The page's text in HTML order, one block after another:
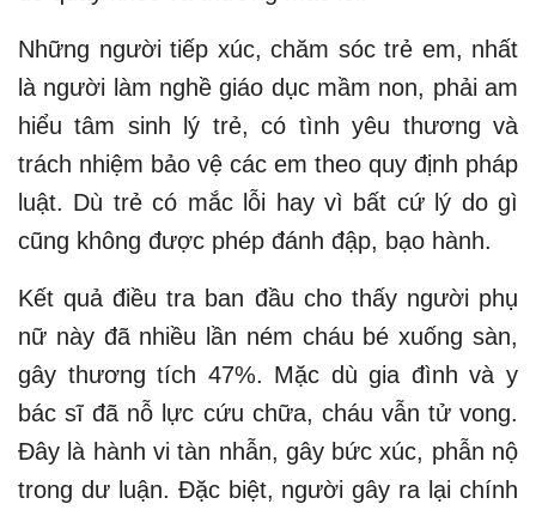
Những người tiếp xúc, chăm sóc trẻ em, nhất
là người làm nghề giáo dục mầm non, phải am
hiểu tâm sinh lý trẻ, có tình yêu thương và
trách nhiệm bảo vệ các em theo quy định pháp
luật. Dù trẻ có mắc lỗi hay vì bất cứ lý do gì
cũng không được phép đánh đập, bạo hành.
Kết quả điều tra ban đầu cho thấy người phụ
nữ này đã nhiều lần ném cháu bé xuống sàn,
gây thương tích 47%. Mặc dù gia đình và y
bác sĩ đã nỗ lực cứu chữa, cháu vẫn tử vong.
Đây là hành vi tàn nhẫn, gây bức xúc, phẫn nộ
trong dư luận. Đặc biệt, người gây ra lại chính